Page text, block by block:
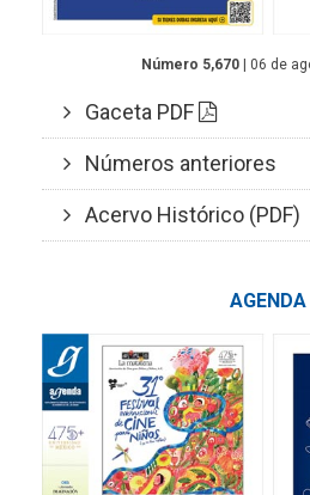
Número 5,670 | 06 de
Gaceta PDF
Números anteriores
Acervo Histórico (PDF)
AGENDA